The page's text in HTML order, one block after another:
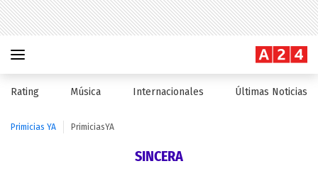
Rating Música Internacionales Últimas Noticias
Primicias YA PrimiciasYA
SINCERA